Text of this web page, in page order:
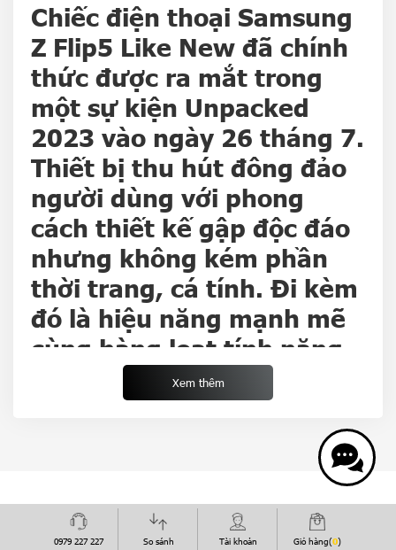
Chiếc điện thoại Samsung
Z Flip5 Like New đã chính
thức được ra mắt trong
một sự kiện Unpacked
2023 vào ngày 26 tháng 7.
Thiết bị thu hút đông đảo
người dùng với phong
cách thiết kế gập độc đáo
nhưng không kém phần
thời trang, cá tính. Đi kèm
đó là hiệu năng mạnh mẽ
cùng hàng loạt tính năng
công nghệ hiện đại, hứa
hẹn sẽ giúp bạn nâng tầm
trải nghiệm lên một đỉnh
Thiết kế tinh tế cùng cơ
chế gấp gọn mới
Xem thêm
HỆ THỐNG SHOWROOM
0979 227 227 So sánh Tài khoản Giỏ hàng(0)